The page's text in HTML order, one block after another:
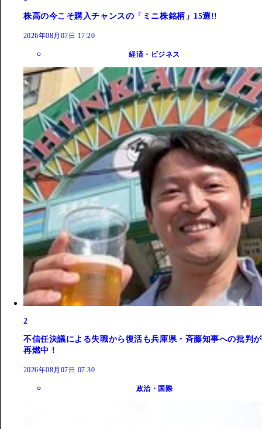
株高の今こそ購入チャンスの「ミニ株銘柄」15選!!
2026年08月07日 17:20
経済・ビジネス
2
不信任決議による失職から復活も兵庫県・斉藤知事への批判が
再燃中！
2026年08月07日 07:30
政治・国際